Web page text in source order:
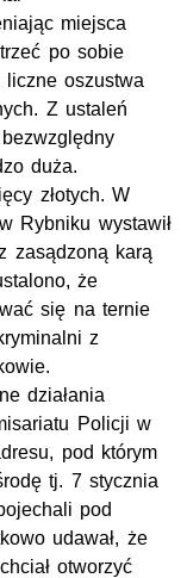
miejsca
po sobie
liczne oszustwa
Z ustaleń
duża.
złotych. W
Rybniku wystawił
zasądzoną karą
że
się na ternie
z
działania
Policji w
pod którym
tj. 7 stycznia
pod
udawał, że
otworzyć